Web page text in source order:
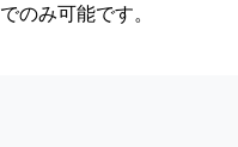
のみ可能です。